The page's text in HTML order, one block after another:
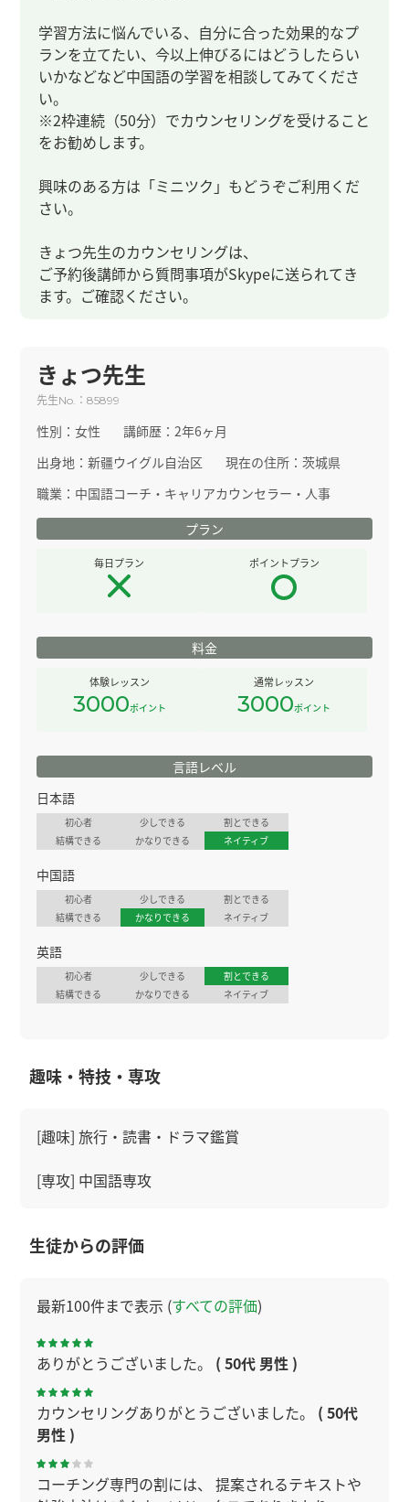
学習方法に悩んでいる、自分に合った効果的なプ
ランを立てたい、今以上伸びるにはどうしたらい
いかなどなど中国語の学習を相談してみてくださ
い。
※2枠連続（50分）でカウンセリングを受けること
をお勧めします。
興味のある方は「ミニツク」もどうぞご利用くだ
さい。
きょつ先生のカウンセリングは、
ご予約後講師から質問事項がSkypeに送られてき
ます。ご確認ください。
きょつ先生
先生No. ：85899
性別：女性 講師歴：2年6ヶ月
出身地：新疆ウイグル自治区 現在の住所：茨城県
職業： 中国語コーチ・キャリアカウンセラー・人事
プラン
毎日プラン ポイントプラン
料金
体験レッスン
3000ポイント
通常レッスン
3000ポイント
言語レベル
日本語
初心者 少しできる
割とできる
結構できる
かなりできる ネイティブ
中国語
初心者 少しできる
割とできる
結構できる
かなりできる ネイティブ
英語
初心者 少しできる
割とできる
結構できる
かなりできる ネイティブ
趣味・特技・専攻
[趣味] 旅行・読書・ドラマ鑑賞
[専攻] 中国語専攻
生徒からの評価
最新100件まで表示 (すべての評価)
ありがとうございました。 ( 50代 男性 )
カウンセリングありがとうございました。 ( 50代
男性 )
コーチング専門の割には、 提案されるテキストや